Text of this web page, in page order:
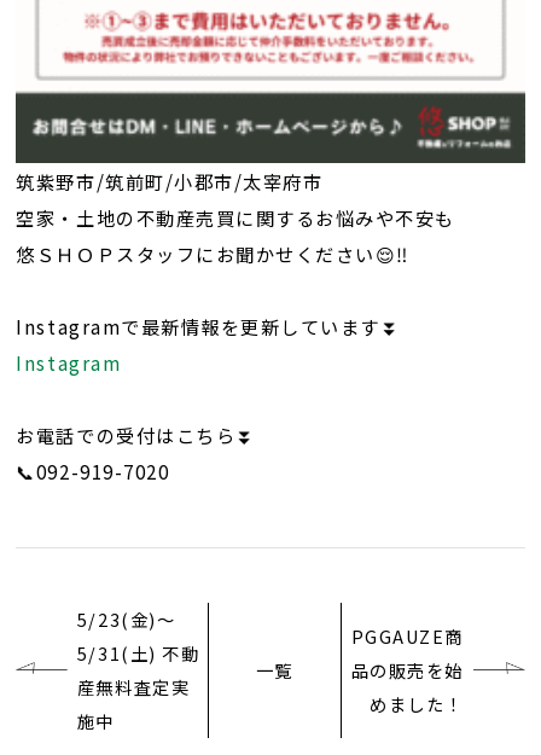
筑紫野市/筑前町/小郡市/太宰府市
空家・土地の不動産売買に関するお悩みや不安も
悠ＳＨＯＰスタッフにお聞かせください😌‼️
Instagramで最新情報を更新しています⏬
Instagram
お電話での受付はこちら⏬
📞092-919-7020
5/23(金)～
5/31(土) 不動
産無料査定実
施中
一覧
PGGAUZE商
品の販売を始
めました！